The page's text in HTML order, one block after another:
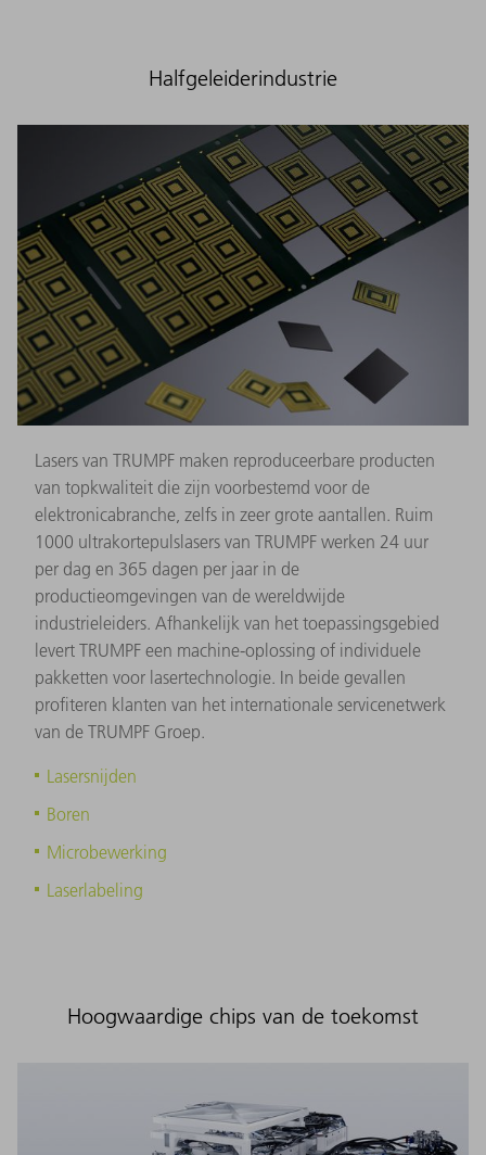
Halfgeleiderindustrie
Lasers van TRUMPF maken reproduceerbare producten
van topkwaliteit die zijn voorbestemd voor de
elektronicabranche, zelfs in zeer grote aantallen. Ruim
1000 ultrakortepulslasers van TRUMPF werken 24 uur
per dag en 365 dagen per jaar in de
productieomgevingen van de wereldwijde
industrieleiders. Afhankelijk van het toepassingsgebied
levert TRUMPF een machine-oplossing of individuele
pakketten voor lasertechnologie. In beide gevallen
profiteren klanten van het internationale servicenetwerk
van de TRUMPF Groep.
Lasersnijden
Boren
Microbewerking
Laserlabeling
Hoogwaardige chips van de toekomst